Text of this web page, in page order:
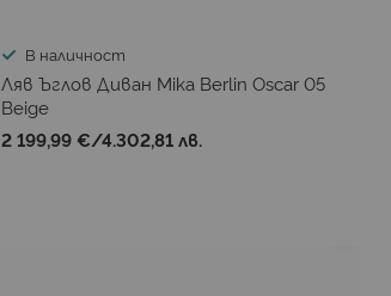
В наличност
Ляв Ъглов Диван Mika Berlin Oscar 05
Beige
2 199,99 €/4.302,81 лв.